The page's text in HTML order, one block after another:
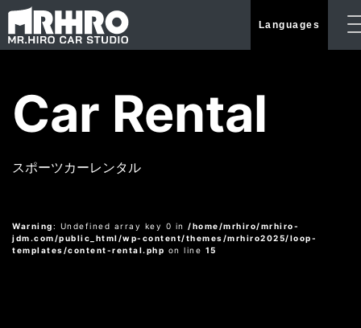
Car Rental
スポーツカーレンタル
Warning: Undefined array key 0 in /home/mrhiro/mrhiro-
jdm.com/public_html/wp-content/themes/mrhiro2025/loop-
templates/content-rental.php on line 15
Languages